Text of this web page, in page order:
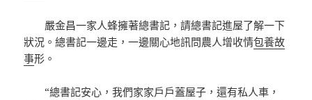
嚴金昌一家人蜂擁著總書記，請總書記進屋了解一下
狀況。總書記一邊走，一邊關心地訊問農人增收情包養故
事形。
“總書記安心，我們家家戶戶蓋屋子，還有私人車，